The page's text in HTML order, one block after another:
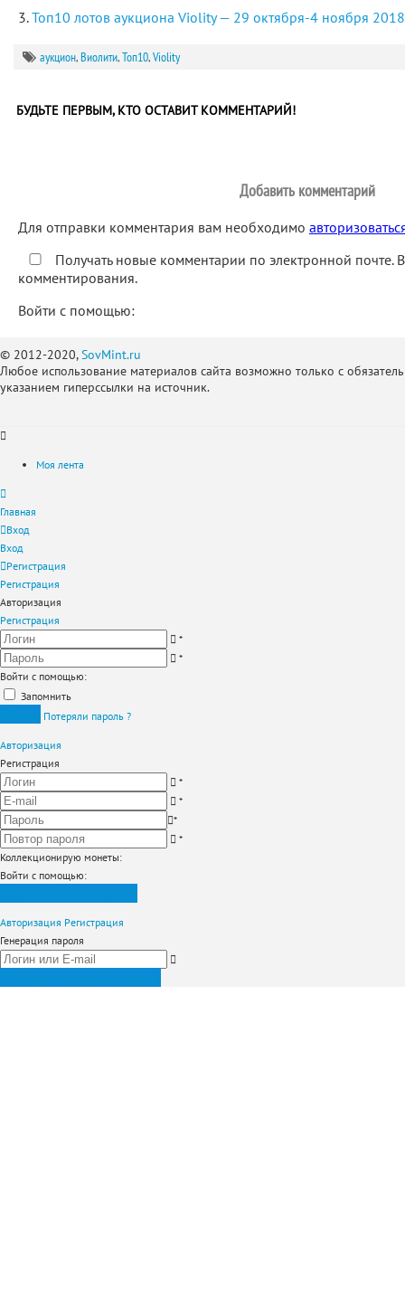
Топ10 лотов аукциона Violity — 29 октября-4 ноября
аукцион,Виолити,Топ10,Violity
БУДЬТЕ ПЕРВЫМ, КТО ОСТАВИТ КОММЕНТАРИЙ!
Добавить комментарий
Для отправки комментария вам необходимо
Получать новые комментарии по электронной почте.
комментирования.
Войти с помощью:
© 2012-2020,SovMint.ru
Любое использование материалов сайта возможно только с
указанием гиперссылки на источник.
Моя лента
Главная
Вход
Вход
Регистрация
Регистрация
Авторизация
Регистрация
*
*
Войти с помощью:
Запомнить
Потеряли пароль ?
Авторизация
Регистрация
*
*
*
*
Коллекционирую монеты:
Войти с помощью:
Авторизация Регистрация
Генерация пароля